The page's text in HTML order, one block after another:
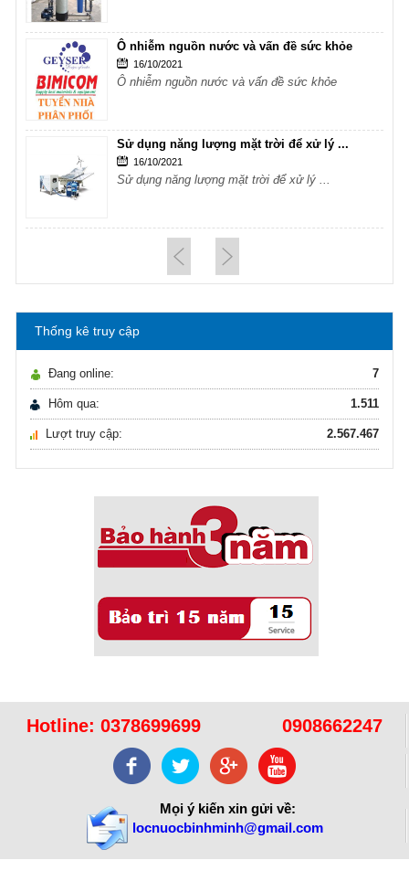
Ô nhiễm nguồn nước và vấn đề sức khỏe
16/10/2021
Ô nhiễm nguồn nước và vấn đề sức khỏe
Sử dụng năng lượng mặt trời để xử lý ...
16/10/2021
Sử dụng năng lượng mặt trời để xử lý ...
Hướng dẫn lựa chọn máy lọc nước Gia ...
21/10/2021
Hướng dẫn lựa chọn máy lọc nước Gia ...
Ô nhiễm nguồn nước và vấn đề sức khỏe
Sử dụng năng lượng mặt trời để xử lý ...
Sử dụng năng lượng mặt trời để xử lý ...
Thống kê truy cập
Đang online: 7
Hôm qua: 1.511
Lượt truy cập: 2.567.467
Hotline: 0378699699 0908662247
Mọi ý kiến xin gửi về:
locnuocbinhminh@gmail.com